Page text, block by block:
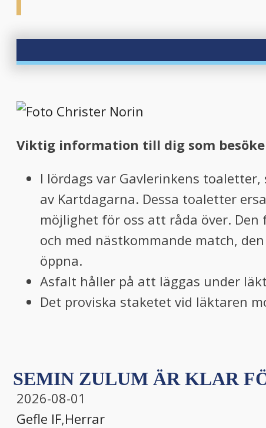
Viktig information till dig som
I lördags var Gavlerinkens
av Kartdagarna. Dessa toaletter
möjlighet för oss att råda över.
och med nästkommande match,
öppna.
Asfalt håller på att läggas under
Det proviska staketet vid läktaren
SEMIN ZULUM ÄR KLAR
2026-08-01
Gefle IF,Herrar